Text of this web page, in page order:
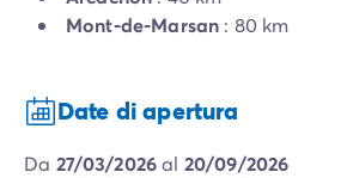
Mont-de-Marsan : 80 km
Date di apertura
da 27/03/2026al 20/09/2026